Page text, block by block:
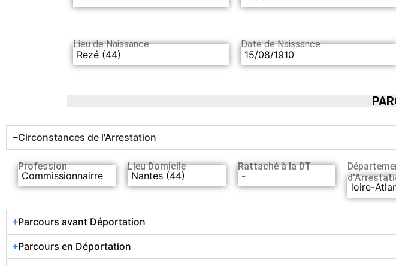
Lieu de Naissance
Rezé (44)
Date de Naissance
15/08/1910
Circonstances de l'Arrestation
Profession
Commissionnairre
Lieu Domicile
Nantes (44)
Rattaché à la DT
-
loire-
Parcours avant Déportation
Parcours en Déportation